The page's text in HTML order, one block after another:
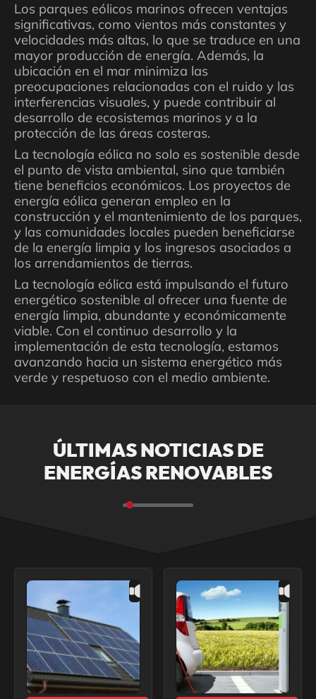
Los parques eólicos marinos ofrecen ventajas
significativas, como vientos más constantes y
velocidades más altas, lo que se traduce en una
mayor producción de energía. Además, la
ubicación en el mar minimiza las
preocupaciones relacionadas con el ruido y las
interferencias visuales, y puede contribuir al
desarrollo de ecosistemas marinos y a la
protección de las áreas costeras.
La tecnología eólica no solo es sostenible desde
el punto de vista ambiental, sino que también
tiene beneficios económicos. Los proyectos de
energía eólica generan empleo en la
construcción y el mantenimiento de los parques,
y las comunidades locales pueden beneficiarse
de la energía limpia y los ingresos asociados a
los arrendamientos de tierras.
La tecnología eólica está impulsando el futuro
energético sostenible al ofrecer una fuente de
energía limpia, abundante y económicamente
viable. Con el continuo desarrollo y la
implementación de esta tecnología, estamos
avanzando hacia un sistema energético más
verde y respetuoso con el medio ambiente.
ÚLTIMAS NOTICIAS DE
ENERGÍAS RENOVABLES